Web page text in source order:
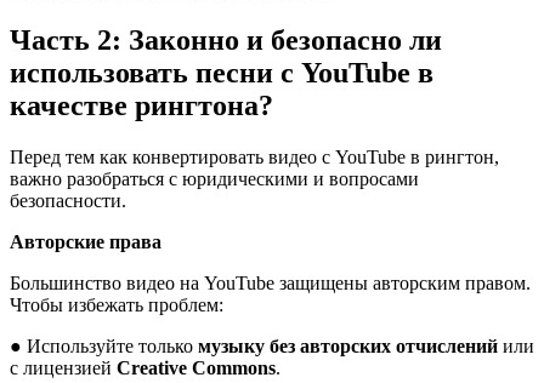
Часть 2: Законно и безопасно ли
использовать песни с YouTube в
качестве рингтона?
Перед тем как конвертировать видео с YouTube в рингтон,
важно разобраться с юридическими и вопросами
безопасности.
Авторские права
Большинство видео на YouTube защищены авторским правом.
Чтобы избежать проблем:
● Используйте только музыку без авторских отчислений или
с лицензией Creative Commons.